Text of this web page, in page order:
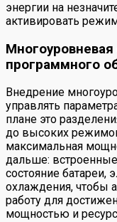
энергии на
активировать
программного
Внедрение
управлять
плане это
до высоких
максимальная
дальше:
состояние батареи,
охлаждения, чтобы
работу для
мощностью и